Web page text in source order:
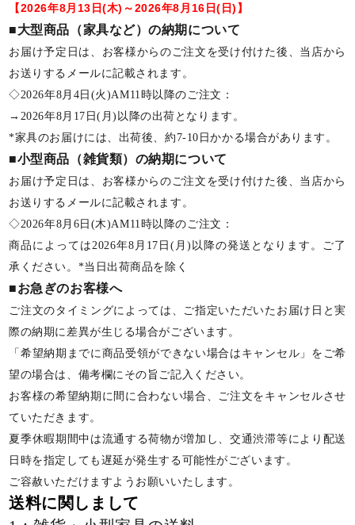
【2026年8月13日(木)～2026年8月16日(日)】
■大型商品（家具など）の納期について
お届け予定日は、お客様からのご注文を受け付けた後、当店から
お送りするメールに記載されます。
◇2026年8月4日(火)AM11時以降のご注文：
→2026年8月17日(月)以降の出荷となります。
*家具のお届けには、出荷後、約7-10日かかる場合があります。
■小型商品（雑貨類）の納期について
お届け予定日は、お客様からのご注文を受け付けた後、当店から
お送りするメールに記載されます。
◇2026年8月6日(木)AM11時以降のご注文：
商品によっては2026年8月17日(月)以降の発送となります。ご了
承ください。*当日出荷商品を除く
■お急ぎのお客様へ
ご注文のタイミングによっては、ご指定いただいたお届け日と実
際の納期に差異が生じる場合がございます。
「希望納期までに商品受領ができない場合はキャンセル」をご希
望の場合は、備考欄にその旨ご記入ください。
お客様の希望納期に間に合わない場合、ご注文をキャンセルさせ
ていただきます。
夏季休暇期間中は流通する荷物が増加し、交通渋滞等により配送
日時を指定しても遅延が発生する可能性がございます。
ご容赦いただけますようお願いいたします。
送料に関しまして